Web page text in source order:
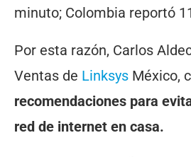
minuto; Colombia reportó
Por esta razón, Carlos
Ventas de Linksys México,
recomendaciones para
red de internet en casa.